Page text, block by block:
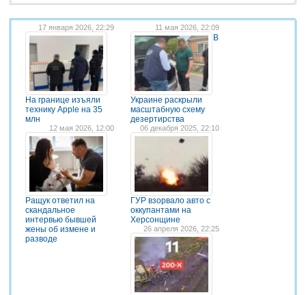
17 января 2026, 22:29
На границе изъяли
технику Apple на 35
млн
11 мая 2026, 22:09
В
Украине раскрыли
масштабную схему
дезертирства
12 мая 2026, 12:00
Ращук ответил на
скандальное
интервью бывшей
жены об измене и
разводе
06 декабря 2025, 22:10
ГУР взорвало авто с
оккупантами на
Херсонщине
26 апреля 2026, 22:25